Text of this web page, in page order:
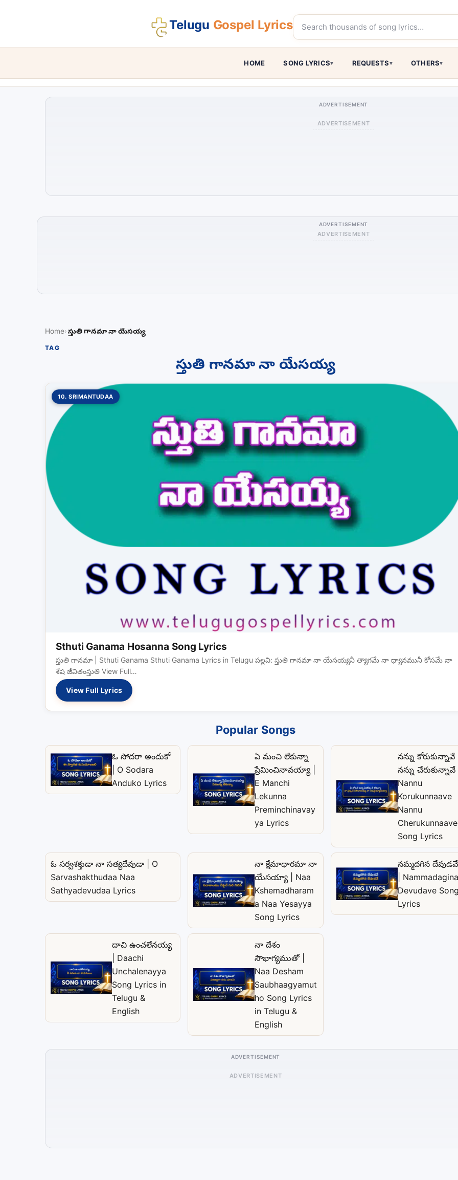
Telugu Gospel Lyrics
HOME SONG LYRICS REQUESTS OTHERS
ADVERTISEMENT
ADVERTISEMENT
ADVERTISEMENT
ADVERTISEMENT
Home స్తుతి గానమా నా యేసయ్య
TAG
స్తుతి గానమా నా యేసయ్య
10. SRIMANTUDAA
Sthuti Ganama Hosanna Song Lyrics
స్తుతి గానమా | Sthuti Ganama Sthuti Ganama Lyrics in Telugu పల్లవి: స్తుతి గానమా నా యేసయ్యనీ త్యాగమే నా ధ్యానమునీ కోసమే నా
శేష జీవితంస్తుతి View Full…
View Full Lyrics
Popular Songs
ఓ సోదరా అందుకో
| O Sodara
Anduko Lyrics
ఏ మంచి లేకున్నా
ప్రేమించినావయ్యా |
E Manchi
Lekunna
Preminchinavay
ya Lyrics
నన్ను కోరుకున్నావే
నన్ను చేరుకున్నావే |
Nannu
Korukunnaave
Nannu
Cherukunnaave
Song Lyrics
ఓ సర్వశక్తుడా నా సత్యదేవుడా | O
Sarvashakthudaa Naa
Sathyadevudaa Lyrics
నా క్షేమాధారమా నా
యేసయ్యా | Naa
Kshemadharam
a Naa Yesayya
Song Lyrics
నమ్మదగిన దేవుడవే
| Nammadagina
Devudave Song
Lyrics
దాచి ఉంచలేనయ్య
| Daachi
Unchalenayya
Song Lyrics in
Telugu &
English
నా దేశం
సౌభాగ్యముతో |
Naa Desham
Saubhaagyamut
ho Song Lyrics
in Telugu &
English
ADVERTISEMENT
ADVERTISEMENT